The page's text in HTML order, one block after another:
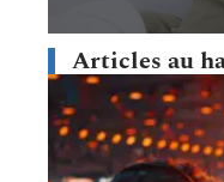
Articles au